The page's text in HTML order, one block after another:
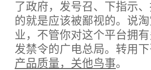
了政府，发号召、下指示
的就是应该被鄙视的。说
业，不管你对这个平台拥
发禁令的广电总局。转用下
产品质量，关他鸟事。